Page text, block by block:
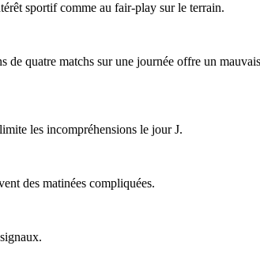
sportif comme au fair-play sur le terrain.
quatre matchs sur une journée offre un
les incompréhensions le jour J.
des matinées compliquées.